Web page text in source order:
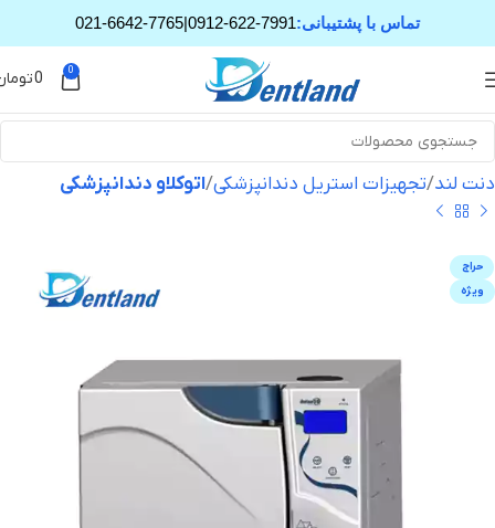
تماس با پشتیبانی:0912-622-7991
|
021-6642-7765
0
0
دنت لند تجهیزات استریل دندانپزشکی اتوکلاو دندانپزشکی
حراج
ویژه